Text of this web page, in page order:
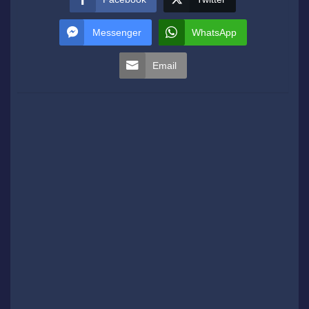
Messenger WhatsApp
Email